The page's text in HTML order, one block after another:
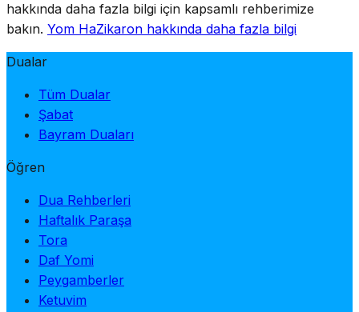
hakkında daha fazla bilgi için kapsamlı rehberimize
bakın. Yom HaZikaron hakkında daha fazla bilgi
Dualar
Tüm Dualar
Şabat
Bayram Duaları
Öğren
Dua Rehberleri
Haftalık Paraşa
Tora
Daf Yomi
Peygamberler
Ketuvim